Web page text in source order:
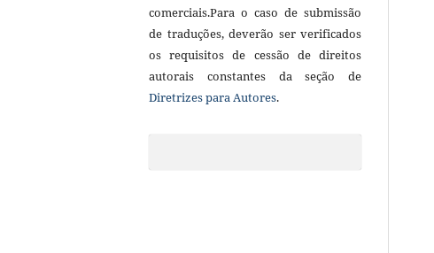
comerciais.Para o caso de submissão
de traduções, deverão ser verificados
os requisitos de cessão de direitos
autorais constantes da seção de
Diretrizes para Autores.